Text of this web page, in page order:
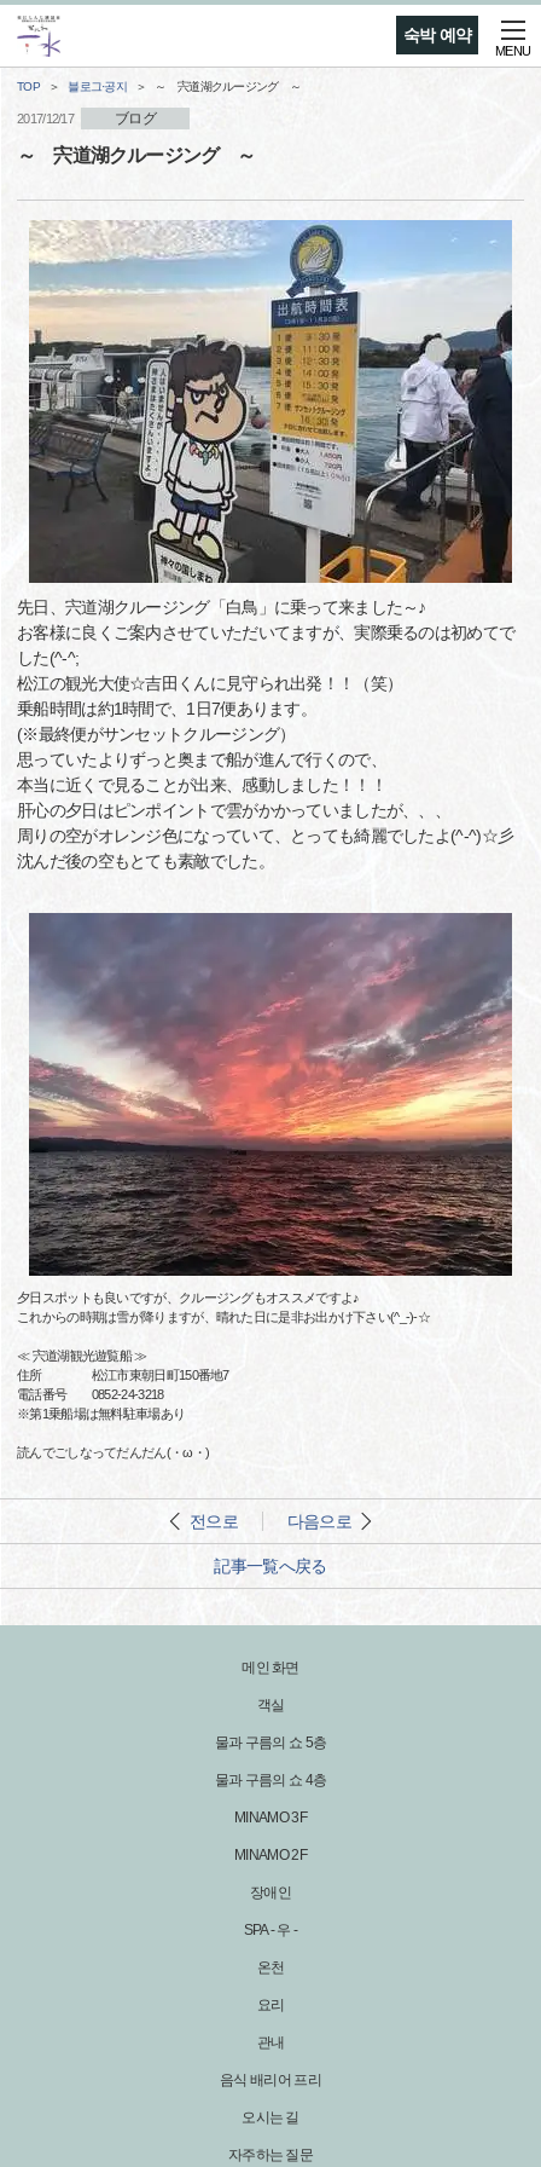
숙박 예약
MENU
TOP 블로그·공지 ～ 宍道湖クルージング ～
2017/12/17 ブログ
～ 宍道湖クルージング ～
先日、宍道湖クルージング「白鳥」に乗って来ました～♪
お客様に良くご案内させていただいてますが、実際乗るのは初めてで
した(^-^;
松江の観光大使☆吉田くんに見守られ出発！！（笑）
乗船時間は約1時間で、1日7便あります。
(※最終便がサンセットクルージング）
思っていたよりずっと奥まで船が進んで行くので、
本当に近くで見ることが出来、感動しました！！！
肝心の夕日はピンポイントで雲がかかっていましたが、、、
周りの空がオレンジ色になっていて、とっても綺麗でしたよ(^-^)☆彡
沈んだ後の空もとても素敵でした。
夕日スポットも良いですが、クルージングもオススメですよ♪
これからの時期は雪が降りますが、晴れた日に是非お出かけ下さい(^_-)-☆
≪ 宍道湖観光遊覧船 ≫
住所 松江市東朝日町150番地7
電話番号 0852-24-3218
※第1乗船場は無料駐車場あり
読んでごしなってだんだん(・ω・)
전으로 다음으로
記事一覧へ戻る
메인 화면
객실
물과 구름의 쇼 5층
물과 구름의 쇼 4층
MINAMO 3F
MINAMO 2F
장애인
SPA - 우 -
온천
요리
관내
음식 배리어 프리
오시는 길
자주하는 질문